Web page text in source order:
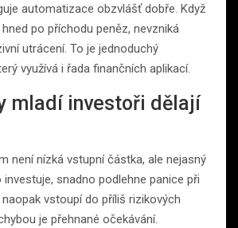
automatizace obzvlášť dobře. Když
po příchodu peněz, nevzniká
utrácení. To je jednoduchý
využívá i řada finančních aplikací.
mladí investoři dělají
není nízká vstupní částka, ale nejasný
investuje, snadno podlehne panice při
vstoupí do příliš rizikových
je přehnané očekávání.